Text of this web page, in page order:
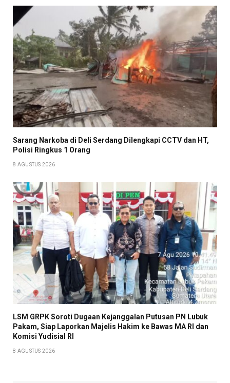
Sarang Narkoba di Deli Serdang Dilengkapi CCTV dan HT,
Polisi Ringkus 1 Orang
8 AGUSTUS 2026
LSM GRPK Soroti Dugaan Kejanggalan Putusan PN Lubuk
Pakam, Siap Laporkan Majelis Hakim ke Bawas MA RI dan
Komisi Yudisial RI
8 AGUSTUS 2026